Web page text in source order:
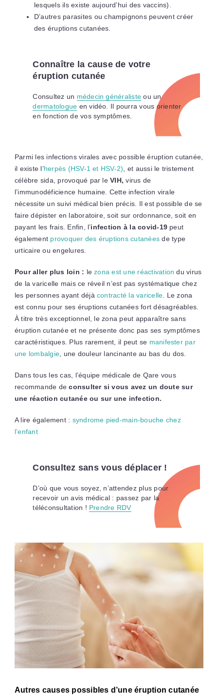
lesquels ils existe aujourd’hui des vaccins).
D’autres parasites ou champignons peuvent créer
des éruptions cutanées.
Connaître la cause de votre
éruption cutanée
Consultez un médecin généraliste ou un
dermatologue en vidéo. Il pourra vous orienter
en fonction de vos symptômes.
Parmi les infections virales avec possible éruption cutanée,
il existe l’herpès (HSV-1 et HSV-2) , et aussi le tristement
célèbre sida, provoqué par leVIH, virus de
l’immunodéficience humaine. Cette infection virale
nécessite un suivi médical bien précis. Il est possible de se
faire dépister en laboratoire, soit sur ordonnance, soit en
payant les frais. Enfin, l’infection à la covid-19 peut
également provoquer des éruptions cutanées de type
urticaire ou engelures.
Pour aller plus loin : lezona est une réactivation du virus
de la varicelle mais ce réveil n’est pas systématique chez
les personnes ayant déjà contracté la varicelle . Le zona
est connu pour ses éruptions cutanées fort désagréables.
À titre très exceptionnel, le zona peut apparaître sans
éruption cutanée et ne présente donc pas ses symptômes
caractéristiques. Plus rarement, il peut se manifester par
une lombalgie , une douleur lancinante au bas du dos.
Dans tous les cas, l’équipe médicale de Qare vous
recommande deconsulter si vous avez un doute sur
une réaction cutanée ou sur une infection.
A lire également : syndrome pied-main-bouche chez
l’enfant
Consultez sans vous déplacer !
D’où que vous soyez, n’attendez plus pour
recevoir un avis médical : passez par la
téléconsultation ! Prendre RDV
Autres causes possibles d’une éruption cutanée